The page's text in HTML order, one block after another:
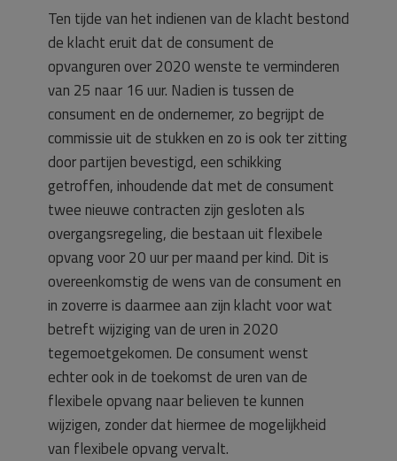
Ten tijde van het indienen van de klacht bestond
de klacht eruit dat de consument de
opvanguren over 2020 wenste te verminderen
van 25 naar 16 uur. Nadien is tussen de
consument en de ondernemer, zo begrijpt de
commissie uit de stukken en zo is ook ter zitting
door partijen bevestigd, een schikking
getroffen, inhoudende dat met de consument
twee nieuwe contracten zijn gesloten als
overgangsregeling, die bestaan uit flexibele
opvang voor 20 uur per maand per kind. Dit is
overeenkomstig de wens van de consument en
in zoverre is daarmee aan zijn klacht voor wat
betreft wijziging van de uren in 2020
tegemoetgekomen. De consument wenst
echter ook in de toekomst de uren van de
flexibele opvang naar believen te kunnen
wijzigen, zonder dat hiermee de mogelijkheid
van flexibele opvang vervalt.